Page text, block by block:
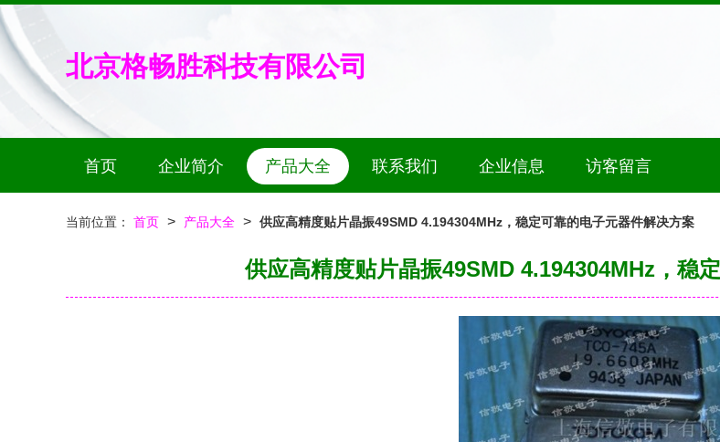
北京格畅胜科技有限公司
首页 企业简介 产品大全 联系我们 企业信息 访客留言
当前位置： 首页 > 产品大全 > 供应高精度贴片晶振49SMD 4.194304MHz，稳定可靠的电子元器件解决方案
供应高精度贴片晶振49SMD 4.194304MHz，稳